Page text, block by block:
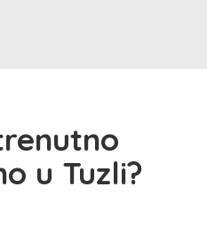
u Tuzli?